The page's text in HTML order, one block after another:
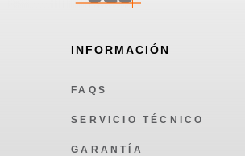
INFORMACIÓN
FAQS
SERVICIO TÉCNICO
GARANTÍA